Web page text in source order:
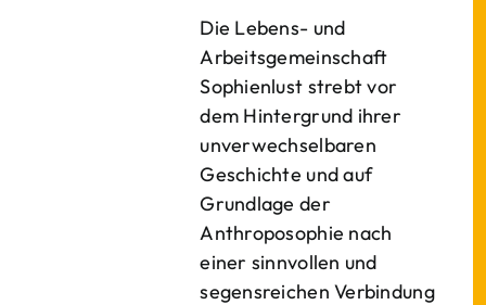
Die Lebens- und
Arbeitsgemeinschaft
Sophienlust strebt vor
dem Hintergrund ihrer
unverwechselbaren
Geschichte und auf
Grundlage der
Anthroposophie nach
einer sinnvollen und
segensreichen Verbindung